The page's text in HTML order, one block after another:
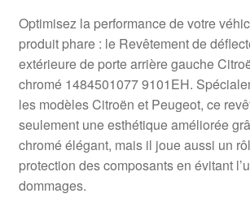
Livraison internationale
Mon compte
Paiements
Panier
Plainte
Optimisez la performance de votre
produit phare : le Revêtement de
extérieure de porte arrière gauche
chromé 1484501077 9101EH.
les modèles Citroën et Peugeot, ce
seulement une esthétique améliorée
chromé élégant, mais il joue aussi un
protection des composants en évitant
dommages.